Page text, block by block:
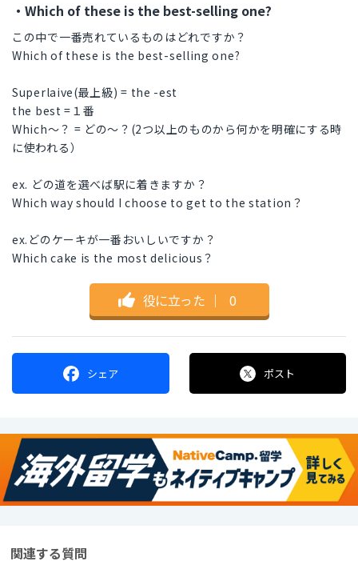
・Which of these is the best-selling one?
この中で一番売れているものはどれですか？
Which of these is the best-selling one?
Superlaive(最上級) = the -est
the best =１番
Which～？ = どの～？(2つ以上のものから何かを明確にする時
に使われる）
ex. どの道を選べば駅に着きますか？
Which way should I choose to get to the station？
ex.どのケーキが一番おいしいですか？
Which cake is the most delicious？
役に立った ｜ 0
シェア ポスト
関連する質問